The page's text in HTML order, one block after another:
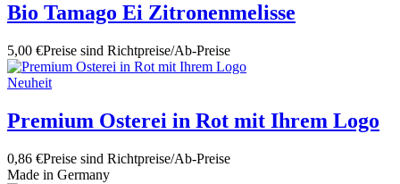
Bio Tamago Ei Zitronenmelisse
5,00 €Preise sind Richtpreise/Ab-Preise
Neuheit
Premium Osterei in Rot mit Ihrem Logo
0,86 €Preise sind Richtpreise/Ab-Preise
Made in Germany